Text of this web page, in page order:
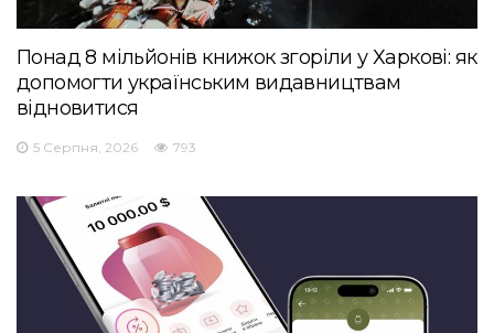
Понад 8 мільйонів книжок згоріли у Харкові: як
допомогти українським видавництвам
відновитися
5 Серпня, 2026 793